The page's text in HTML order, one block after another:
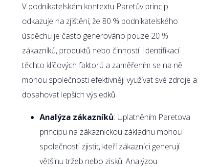
V podnikatelském kontextu Paretův princip
odkazuje na zjištění, že 80 % podnikatelského
úspěchu je často generováno pouze 20 %
zákazníků, produktů nebo činností. Identifikací
těchto klíčových faktorů a zaměřením se na ně
mohou společnosti efektivněji využívat své zdroje a
dosahovat lepších výsledků.
Analýza zákazníků: Uplatněním Paretova
principu na zákaznickou základnu mohou
společnosti zjistit, kteří zákazníci generují
většinu tržeb nebo zisků. Analýzou